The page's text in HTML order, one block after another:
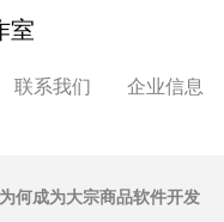
室
联系我们 企业信息
为何成为大宗商品软件开发